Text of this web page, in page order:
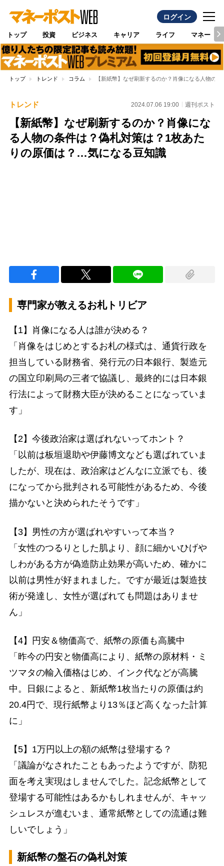
ログイン
トップ 投資 ビジネス キャリア ライフ マネー
トップ トレンド コラム 【新紙幣】なぜ刷新するのか？肖像になる人物の
トレンド 2024.07.06 19:00 週刊ポスト
【新紙幣】なぜ刷新するのか？肖像にな
る人物の条件は？偽札対策は？1枚あた
りの原価は？…気になる豆知識
専門家が教えるお札トリビア
【1】肖像になる人は誰が決める？
「肖像をはじめとするお札の様式は、通貨行政を
担当している財務省、発行元の日本銀行、製造元
の国立印刷局の三者で協議し、最終的には日本銀
行法によって財務大臣が決めることになっていま
す」
【2】今後政治家は選ばれないってホント？
「以前は板垣退助や伊藤博文なども選ばれていま
したが、現在は、政治家はどんなに立派でも、後
になってから批判される可能性があるため、今後
描かないと決められたそうです」
【3】男性の方が選ばれやすいって本当？
「女性のつるりとした肌より、顔に細かいひげや
しわがある方が偽造防止効果が高いため、確かに
以前は男性が好まれました。ですが最近は製造技
術が発達し、女性が選ばれても問題はありませ
ん」
【4】円安＆物価高で、紙幣の原価も高騰中
「昨今の円安と物価高により、紙幣の原材料・ミ
ツマタの輸入価格はじめ、インク代などが高騰
中。日銀によると、新紙幣1枚当たりの原価は約
20.4円で、現行紙幣より13％ほど高くなった計算
に」
【5】1万円以上の額の紙幣は登場する？
「議論がなされたこともあったようですが、防犯
面を考え実現はしませんでした。記念紙幣として
登場する可能性はあるかもしれませんが、キャッ
シュレスが進むいま、通常紙幣としての流通は難
しいでしょう」
新紙幣の盤石の偽札対策